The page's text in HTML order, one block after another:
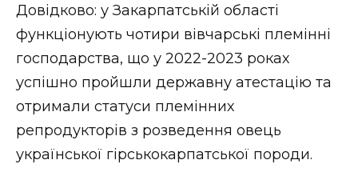
Довідково: у Закарпатській області
функціонують чотири вівчарські племінні
господарства, що у 2022-2023 роках
успішно пройшли державну атестацію та
отримали статуси племінних
репродукторів з розведення овець
української гірськокарпатської породи.